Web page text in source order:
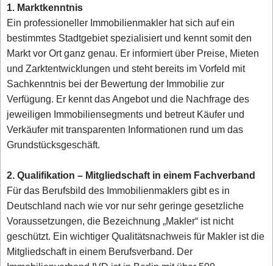
1. Marktkenntnis
Ein professioneller Immobilienmakler hat sich auf ein
bestimmtes Stadtgebiet spezialisiert und kennt somit den
Markt vor Ort ganz genau. Er informiert über Preise, Mieten
und Zarktentwicklungen und steht bereits im Vorfeld mit
Sachkenntnis bei der Bewertung der Immobilie zur
Verfügung. Er kennt das Angebot und die Nachfrage des
jeweiligen Immobiliensegments und betreut Käufer und
Verkäufer mit transparenten Informationen rund um das
Grundstücksgeschäft.
2. Qualifikation – Mitgliedschaft in einem Fachverband
Für das Berufsbild des Immobilienmaklers gibt es in
Deutschland nach wie vor nur sehr geringe gesetzliche
Voraussetzungen, die Bezeichnung „Makler“ ist nicht
geschützt. Ein wichtiger Qualitätsnachweis für Makler ist die
Mitgliedschaft in einem Berufsverband. Der